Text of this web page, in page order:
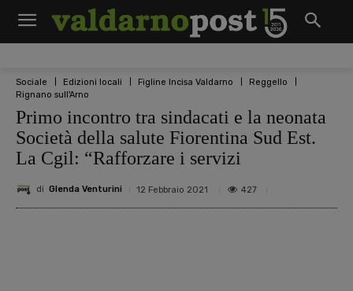
Sociale Edizioni locali Figline Incisa Valdarno
Reggello
Rignano sull'Arno
Primo incontro tra sindacati e la neonata
Società della salute Fiorentina Sud Est.
La Cgil: “Rafforzare i servizi
di Glenda Venturini 12 Febbraio 2021 427